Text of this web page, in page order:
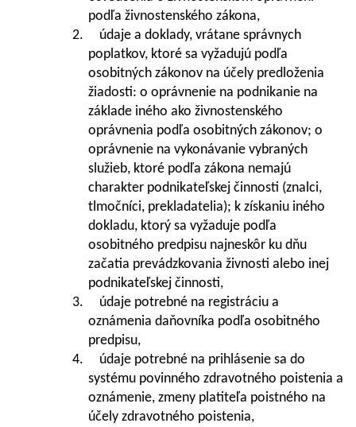
podľa živnostenského zákona,
2. údaje a doklady, vrátane správnych
poplatkov, ktoré sa vyžadujú podľa
osobitných zákonov na účely predloženia
žiadosti: o oprávnenie na podnikanie na
základe iného ako živnostenského
oprávnenia podľa osobitných zákonov; o
oprávnenie na vykonávanie vybraných
služieb, ktoré podľa zákona nemajú
charakter podnikateľskej činnosti (znalci,
tlmočníci, prekladatelia); k získaniu iného
dokladu, ktorý sa vyžaduje podľa
osobitného predpisu najneskôr ku dňu
začatia prevádzkovania živnosti alebo inej
podnikateľskej činnosti,
3. údaje potrebné na registráciu a
oznámenia daňovníka podľa osobitného
predpisu,
4. údaje potrebné na prihlásenie sa do
systému povinného zdravotného poistenia a
oznámenie, zmeny platiteľa poistného na
účely zdravotného poistenia,